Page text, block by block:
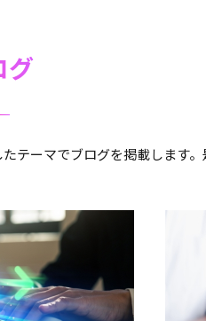
グ
ーマでブログを掲載します。